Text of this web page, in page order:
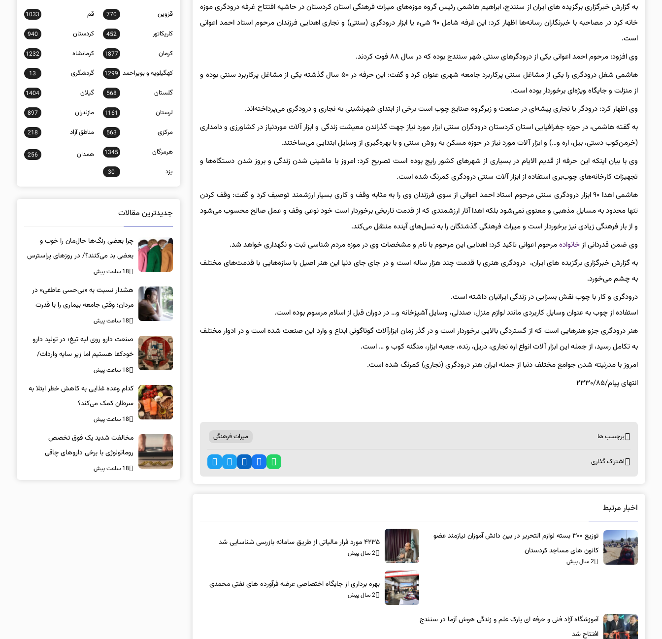
به گزارش خبرگزاری برگزیده های ایران از سنندج، ابراهیم هاشمی رئیس گروه موزه‌های میراث فرهنگی استان کردستان در حاشیه افتتاح غرفه درودگری موزه
خانه کرد در مصاحبه با خبرنگاران رسانه‌ها اظهار کرد: این غرفه شامل ۹۰ شیء یا ابزار درودگری (سنتی) و نجاری اهدایی فرزندان مرحوم استاد احمد اعوانی
است.
وی افزود: مرحوم احمد اعوانی یکی از درودگرهای سنتی شهر سنندج بوده که در سال ۸۸ فوت کردند.
هاشمی شغل درودگری را یکی از مشاغل سنتی پرکاربرد جامعه شهری عنوان کرد و گفت: این حرفه در ۵۰ سال گذشته یکی از مشاغل پرکاربرد سنتی بوده و
از منزلت و جایگاه ویژه‌ای برخوردار بوده است.
وی اظهار کرد: درودگر یا نجاری پیشه‌ای در صنعت و زیرگروه صنایع چوب است برخی از ابتدای شهرنشینی به نجاری و درودگری می‌پرداخته‌اند.
به گفته هاشمی، در حوزه جغرافیایی استان کردستان درودگران سنتی ابزار مورد نیاز جهت گذراندن معیشت زندگی و ابزار آلات موردنیاز در کشاورزی و دامداری
(خرمن‌کوب دستی، بیل، اره و…) و ابزار آلات مورد نیاز در حوزه مسکن به روش سنتی و با بهره‌گیری از وسایل ابتدایی می‌ساختند.
وی با بیان اینکه این حرفه از قدیم الایام در بسیاری از شهرهای کشور رایج بوده است تصریح کرد: امروز با ماشینی شدن زندگی و بروز شدن دستگاه‌ها و
تجهیزات کارخانه‌های چوب‌بری استفاده از ابزار آلات سنتی درودگری کمرنگ شده است.
هاشمی اهدا ۹۰ ابزار درودگری سنتی مرحوم استاد احمد اعوانی از سوی فرزندان وی را به مثابه وقف و کاری بسیار ارزشمند توصیف کرد و گفت: وقف کردن
تنها محدود به مسایل مذهبی و معنوی نمی‌شود بلکه اهدا آثار ارزشمندی که از قدمت تاریخی برخوردار است خود نوعی وقف و عمل صالح محسوب می‌شود
و از بار فرهنگی زیادی نیز برخوردار است و میراث فرهنگی گذشتگان را به نسل‌های آینده منتقل می‌کند.
وی ضمن قدردانی ازخانوادهمرحوم اعوانی تاکید کرد: اهدایی این مرحوم با نام و مشخصات وی در موزه مردم شناسی ثبت و‌ نگهداری خواهد شد.
به گزارش خبرگزاری برگزیده های ایران، درودگری هنری با قدمت چند هزار ساله است و در جای جای دنیا این هنر اصیل با سازه‌هایی با قدمت‌های مختلف
به چشم می‌خورد.
درودگری و کار با چوب نقش بسزایی در زندگی ایرانیان داشته است.
استفاده از چوب به عنوان وسایل کاربردی مانند لوازم منزل، صندلی، وسایل آشپزخانه و… در دوران قبل از اسلام مرسوم بوده است.
هنر درودگری جزو هنرهایی است که از گستردگی بالایی برخوردار است و در گذر زمان ابزارآلات گوناگونی ابداع و وارد این صنعت شده است و در ادوار مختلف
به تکامل رسید، از جمله این ابزار آلات انواع اره نجاری، دریل، رنده، جعبه ابزار، منگنه کوب و … است.
امروز با مدرنیته شدن جوامع مختلف دنیا از جمله ایران هنر درودگری (نجاری) کمرنگ شده است.
انتهای پیام/۲۳۳۰/۸۵
برچسب ها میراث فرهنگی
اشتراک گذاری
اخبار مرتبط
توزیع ۳۰۰ بسته لوازم التحریر در بین دانش آموزان نیازمند عضو
کانون های مساجد کردستان
2 سال پیش
۴۲۳۵ مورد فرار مالیاتی از طریق سامانه بازرسی شناسایی شد
2 سال پیش
بهره برداری از جایگاه اختصاصی عرضه فرآورده های نفتی محمدی
2 سال پیش
آموزشگاه آزاد فنی و حرفه ای پارک علم و زندگی هوش آزما در سنندج
افتتاح شد
قزوین 770 قم 1033
کاریکاتور 452 کردستان 940
کرمان 1877 کرمانشاه 1232
کهگیلویه و بویراحمد 1299 گردشگری 13
گلستان 568 گیلان 1404
لرستان 1161 مازندران 897
مرکزی 563 مناطق آزاد 218
هرمزگان 1345 همدان 256
یزد 30
جدیدترین مقالات
چرا بعضی رنگ‌ها حال‌مان را خوب و
بعضی بد می‌کنند؟/ در روزهای پراسترس
این رنگ‌ها را بپوشید
18 ساعت پیش
هشدار نسبت به «بی‌حسی عاطفی» در
مردان؛ وقتی جامعه بیماری را با قدرت
اشتباه می‌گیرد
18 ساعت پیش
صنعت دارو روی لبه تیغ؛ در تولید دارو
خودکفا هستیم اما زیر سایه واردات/
کدام داروها این روزها کمیاب شده‌اند؟/
«کشور سه ماه ذخیره دارویی دارد»
18 ساعت پیش
کدام وعده غذایی به کاهش خطر ابتلا به
سرطان کمک می‌کند؟
18 ساعت پیش
مخالفت شدید یک فوق تخصص
روماتولوژی با برخی داروهای چاقی
18 ساعت پیش